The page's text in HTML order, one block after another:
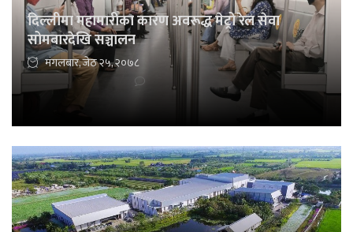
दिल्लीमा महामारीका कारण अवरूद्ध मेट्रो रेल सेवा
सोमबारदेखि सञ्चालन
मंगलबार, जेठ २५, २०७८